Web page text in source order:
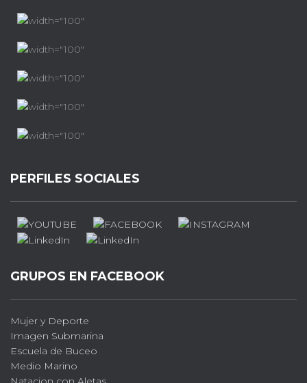
PERFILES SOCIALES
GRUPOS EN FACEBOOK
Mujer y Deporte
Imagen Submarina
Escuela de Buceo
Medio Marino